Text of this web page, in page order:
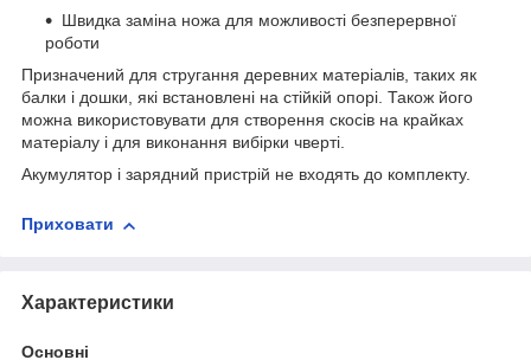
Швидка заміна ножа для можливості безперервної
роботи
Призначений для стругання деревних матеріалів, таких як
балки і дошки, які встановлені на стійкій опорі. Також його
можна використовувати для створення скосів на крайках
матеріалу і для виконання вибірки чверті.
Акумулятор і зарядний пристрій не входять до комплекту.
Приховати
Характеристики
Основні